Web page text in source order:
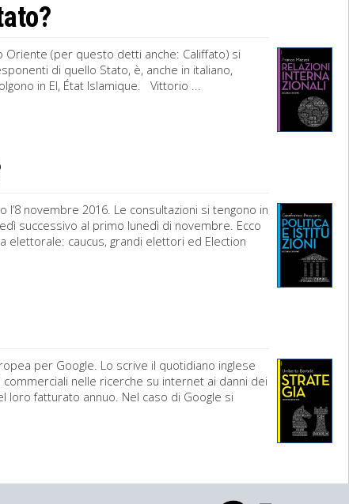
(per questo detti anche: Califfato) si
di quello Stato, è, anche in italiano,
in EI, État Islamique. Vittorio ...
novembre 2016. Le consultazioni si tengono in
successivo al primo lunedì di novembre. Ecco
elettorale: caucus, grandi elettori ed Election
per Google. Lo scrive il quotidiano inglese
nelle ricerche su internet ai danni dei
fatturato annuo. Nel caso di Google si